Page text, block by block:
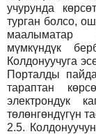
учурунда
турган болсо,
маалыматар
мүмкүндүк
Колдонуучуга
Порталды
тараптан
электрондук
төлөнгөндүгүн
2.5.